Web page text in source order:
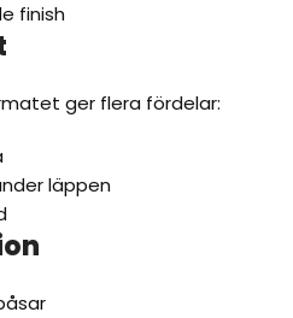
finish
ger flera fördelar:
läppen